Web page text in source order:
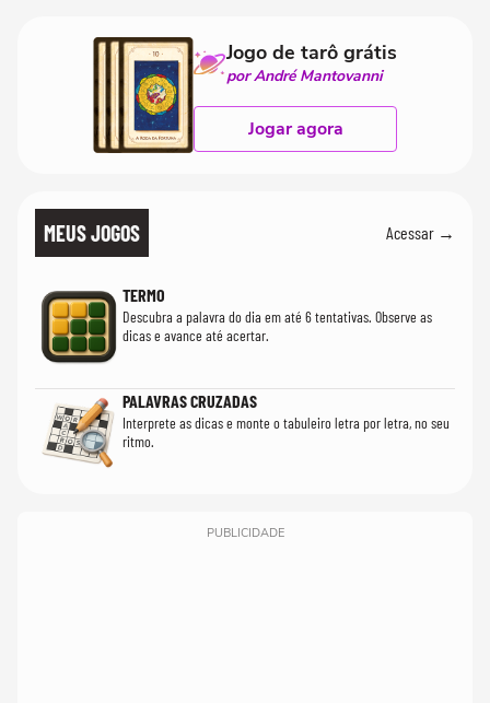
Jogo de tarô grátis
por André Mantovanni
Jogar agora
MEUS JOGOS Acessar →
TERMO
Descubra a palavra do dia em até 6 tentativas. Observe as
dicas e avance até acertar.
PALAVRAS CRUZADAS
Interprete as dicas e monte o tabuleiro letra por letra, no seu
ritmo.
PUBLICIDADE